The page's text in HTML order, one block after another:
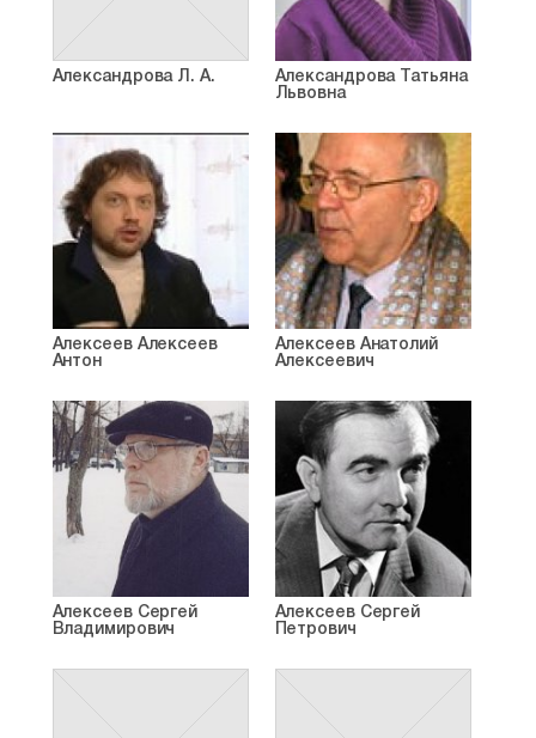
Александрова Л. А.
Александрова Татьяна
Львовна
Алексеев Алексеев
Антон
Алексеев Анатолий
Алексеевич
Алексеев Сергей
Владимирович
Алексеев Сергей
Петрович